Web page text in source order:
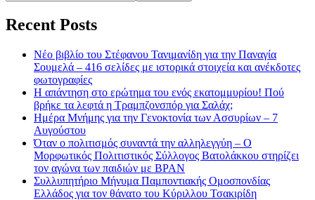
Recent Posts
Νέο βιβλίο του Στέφανου Τανιμανίδη για την Παναγία
Σουμελά – 416 σελίδες με ιστορικά στοιχεία και ανέκδοτες
φωτογραφίες
Η απάντηση στο ερώτημα του ενός εκατομμυρίου! Πού
βρήκε τα λεφτά η Τραμπζονσπόρ για Σαλάχ;
Ημέρα Μνήμης για την Γενοκτονία των Ασσυρίων – 7
Αυγούστου
Όταν ο πολιτισμός συναντά την αλληλεγγύη – Ο
Μορφωτικός Πολιτιστικός Σύλλογος Βατολάκκου στηρίζει
τον αγώνα των παιδιών με BPAN
Συλλυπητήριο Μήνυμα Παμποντιακής Ομοσπονδίας
Ελλάδος για τον θάνατο του Κύριλλου Τσακιρίδη